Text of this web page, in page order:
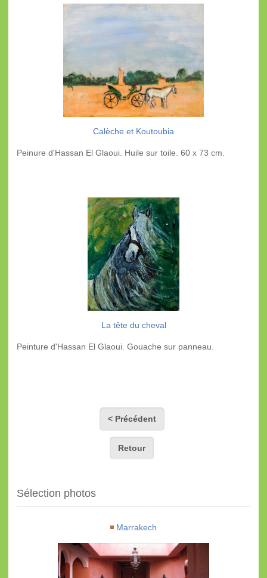
Calèche et Koutoubia
Peinure d'Hassan El Glaoui. Huile sur toile. 60 x 73 cm.
La tête du cheval
Peinture d'Hassan El Glaoui. Gouache sur panneau.
< Précédent
Retour
Sélection photos
Marrakech